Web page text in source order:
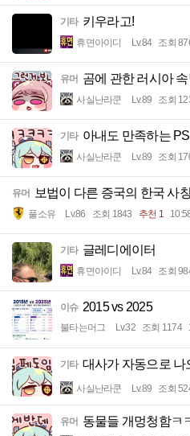
기타 키우라고!
휴면아이디 Lv.84 조회
유머 곰에 관한 러시아
사실난라쿤 Lv.89 조회
기타 아내도 만족하는
사실난라쿤 Lv.89 조회
유머 보법이 다른 증국의 한국 사칭
풀소유 Lv.86 조회 1843 추천 1
기타 글레디에이터
휴면아이디 Lv.84 조회
이슈 2015 vs 2025
불타는머그 Lv.32 조회 1174
기타 대사가 자동으로 나
사실난라쿤 Lv.89 조회
유머 동물들 개멍청함ㅋ